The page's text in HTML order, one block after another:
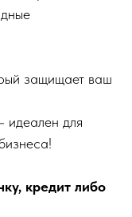
защищает ваш
идеален для
кредит либо